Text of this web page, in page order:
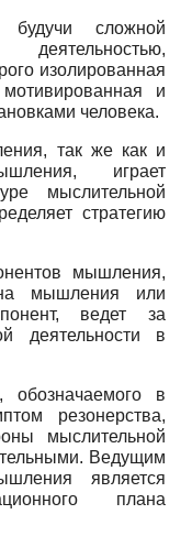
сложной
изолированная
и
человека.
так же как и
играет
мыслительной
стратегию
мышления,
мышления или
ведет за
деятельности в
в
резонерства,
мыслительной
Ведущим
является
плана